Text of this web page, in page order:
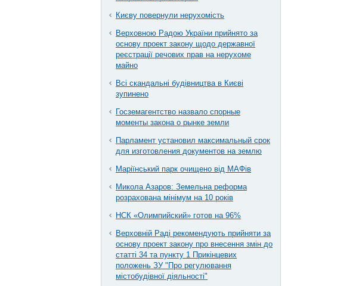
Києву повернули нерухомість
Верховною Радою України прийнято за
основу проект закону щодо державної
реєстрації речових прав на нерухоме
майно
Всі скандальні будівництва в Києві
зупинено
Госземагентство назвало спорные
моменты закона о рынке земли
Парламент установил максимальный срок
для изготовления документов на землю
Маріїнський парк очищено від МАФів
Микола Азаров: Земельна реформа
розрахована мінімум на 10 років
НСК «Олимпийский» готов на 96%
Верховній Раді рекомендують прийняти за
основу проект закону про внесення змін до
статті 34 та пункту 1 Прикінцевих
положень ЗУ "Про регулювання
містобудівної діяльності"